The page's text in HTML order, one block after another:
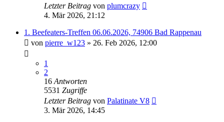
Letzter Beitrag von plumcrazy
4. Mär 2026, 21:12
1. Beefeaters-Treffen 06.06.2026, 74906 Bad Rappenau
von pierre_w123 » 26. Feb 2026, 12:00
1
2
16 Antworten
5531 Zugriffe
Letzter Beitrag von Palatinate V8
3. Mär 2026, 14:45